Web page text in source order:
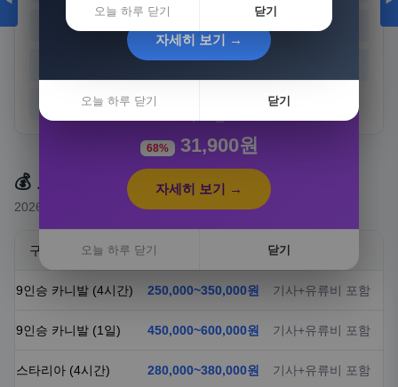
경기 충남
전남 경북
💰 요금 안내
2026년 기준 예상 요금 (실제 요금은 상담 시 확정)
구분
9인승 카니발 (4시간) 250,000~350,000원 기사+유류비 포함
9인승 카니발 (1일) 450,000~600,000원 기사+유류비 포함
스타리아 (4시간) 280,000~380,000원 기사+유류비 포함
오늘 하루 닫기 닫기
68% 31,900원
자세히 보기 →
오늘 하루 닫기 닫기
자세히 보기 →
오늘 하루 닫기 닫기